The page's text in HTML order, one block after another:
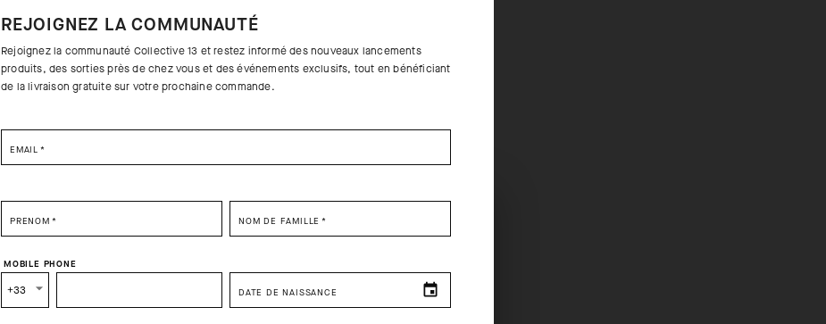
SELECT YOUR COUNTRY
REJOIGNEZ LA COMMUNAUTÉ
Rejoignez la communauté Collective 13 et restez informé des nouveaux lancements
produits, des sorties près de chez vous et des événements exclusifs, tout en bénéficiant
de la livraison gratuite sur votre prochaine commande.
EMAIL *
PRÉNOM * NOM DE FAMILLE *
MOBILE PHONE
+33 DATE DE NAISSANCE